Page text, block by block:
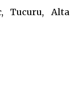
Tucuru, Alta